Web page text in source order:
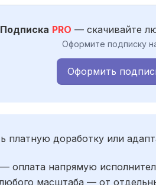
Подписка PRO — скачивайте
Оформите подписку
Оформить
платную доработку или
оплата напрямую
масштаба — от